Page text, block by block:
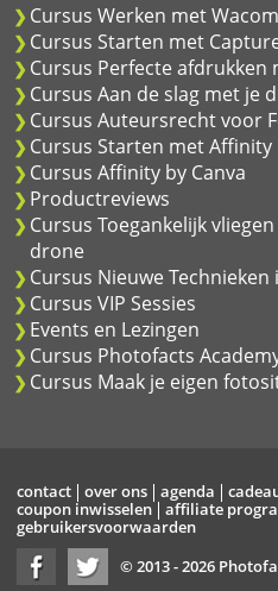
Cursus Werken met
Cursus Starten met
Cursus Perfecte afdrukken
Cursus Aan de slag met je
Cursus Auteursrecht voor
Cursus Starten met Affinity
Cursus Affinity by Canva
Productreviews
Cursus Toegankelijk
drone
Cursus Nieuwe Technieken
Cursus VIP Sessies
Events en Lezingen
Cursus Photofacts
Cursus Maak je eigen
contact over ons agenda
coupon inwisselen
affiliate
gebruikersvoorwaarden
© 2013 - 2026